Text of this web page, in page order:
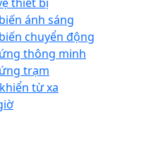
ánh sáng
chuyển động
thông minh
trạm
từ xa